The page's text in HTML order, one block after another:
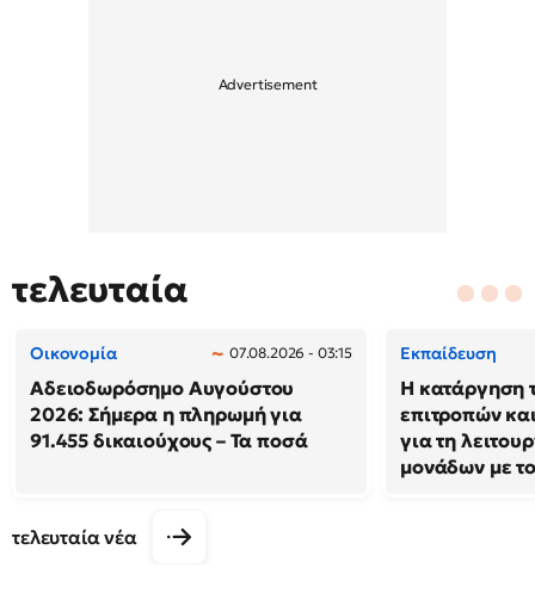
τελευταία
Οικονομία 07.08.2026 - 03:15
Αδειοδωρόσημο Αυγούστου
2026: Σήμερα η πληρωμή για
91.455 δικαιούχους – Τα ποσά
Εκπαίδευση
Η κατάργηση
επιτροπών
για τη
μονάδων με
τελευταία νέα